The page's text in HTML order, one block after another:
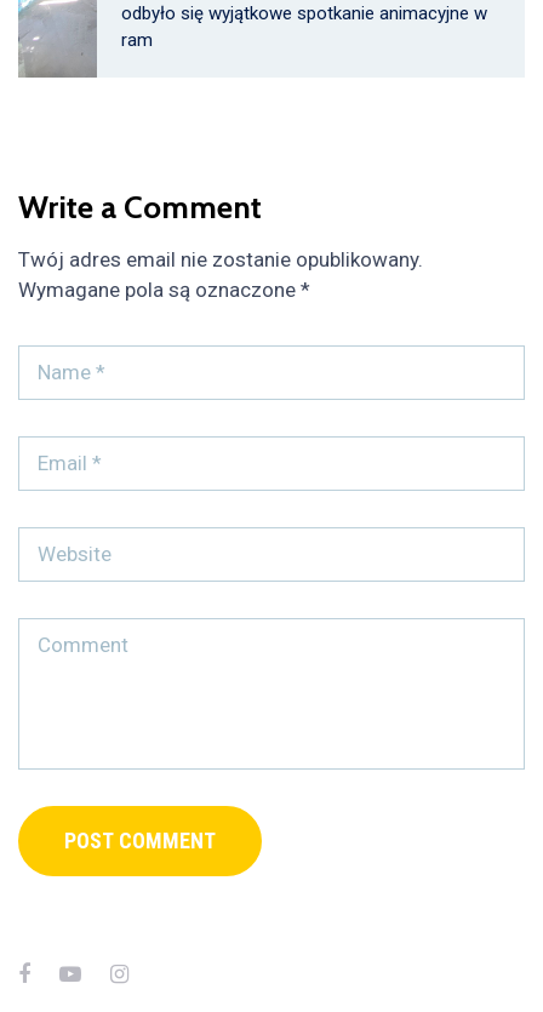
odbyło się wyjątkowe spotkanie animacyjne w
ram
Write a Comment
Twój adres email nie zostanie opublikowany.
Wymagane pola są oznaczone *